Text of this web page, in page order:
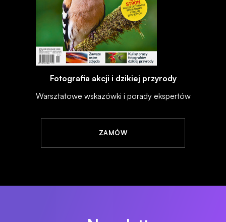
Fotografia akcji i dzikiej przyrody
Warsztatowe wskazówki i porady ekspertów
ZAMÓW